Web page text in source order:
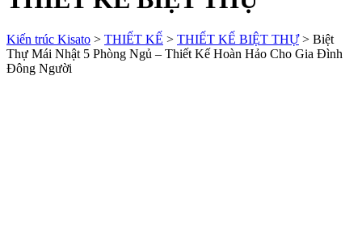
Kiến trúc Kisato > THIẾT KẾ > THIẾT KẾ BIỆT THỰ> Biệt
Thự Mái Nhật 5 Phòng Ngủ – Thiết Kế Hoàn Hảo Cho Gia Đình
Đông Người